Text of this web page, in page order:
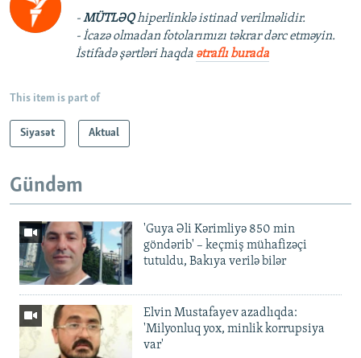
-MÜTLƏQhiperlinklə istinad verilməlidir.
- İcazə olmadan fotolarımızı təkrar dərc etməyin.
İstifadə şərtləri haqda ətraflı burada
This item is part of
Siyasət Aktual
Gündəm
'Guya Əli Kərimliyə 850 min
göndərib' – keçmiş mühafizəçi
tutuldu, Bakıya verilə bilər
Elvin Mustafayev azadlıqda:
'Milyonluq yox, minlik korrupsiya
var'